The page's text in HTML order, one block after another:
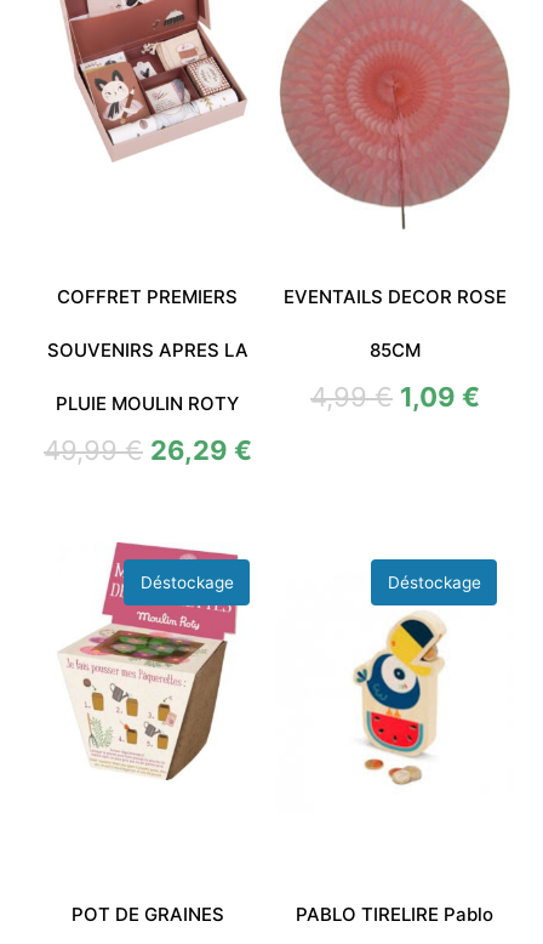
COFFRET PREMIERS
SOUVENIRS APRES LA
PLUIE MOULIN ROTY
49,99€ 26,29 €
EVENTAILS DECOR ROSE
85CM
4,99€ 1,09 €
POT DE GRAINES PABLO TIRELIRE Pablo